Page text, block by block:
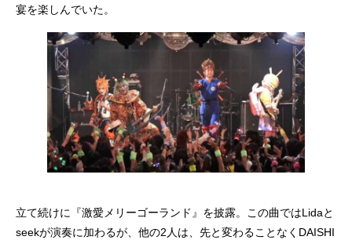
宴を楽しんでいた。
立て続けに『激愛メリーゴーランド』を披露。この曲ではLidaと
seekが演奏に加わるが、他の2人は、先と変わることなくDAISHI